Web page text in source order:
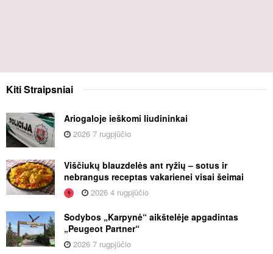
KitiStraipsniai
Ariogaloje ieškomi liudininkai
2026 7 rugpjūčio
Viščiukų blauzdelės ant ryžių – sotus ir
nebrangus receptas vakarienei visai šeimai
2026 4 rugpjūčio
Sodybos „Karpynė“ aikštelėje apgadintas
„Peugeot Partner“
2026 7 rugpjūčio